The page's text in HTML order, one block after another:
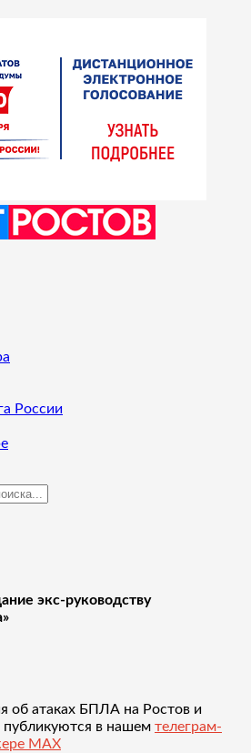
России
экс-руководству
об атаках БПЛА на Ростов и
публикуются в нашем телеграм-
MAX